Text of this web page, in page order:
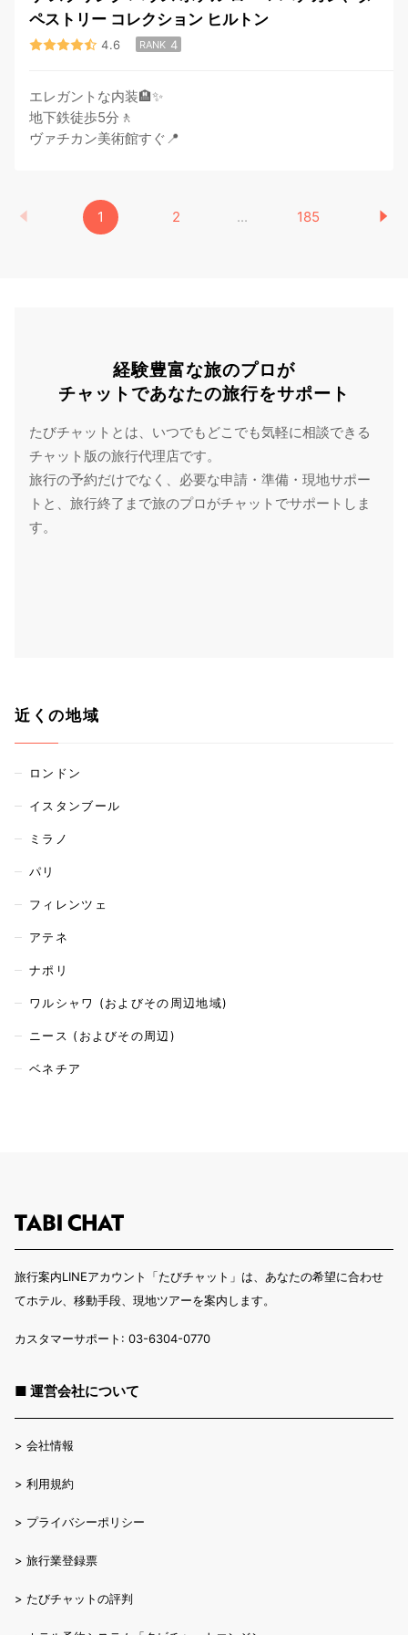
ペストリー コレクション ヒルトン
4.6 RANK 4
エレガントな内装🏨✨
地下鉄徒歩5分🚶
ヴァチカン美術館すぐ📍
1 2 ... 185
経験豊富な旅のプロが
チャットであなたの旅行をサポート
たびチャットとは、いつでもどこでも気軽に相談できる
チャット版の旅行代理店です。
旅行の予約だけでなく、必要な申請・準備・現地サポー
トと、旅行終了まで旅のプロがチャットでサポートしま
す。
近くの地域
ロンドン
イスタンブール
ミラノ
パリ
フィレンツェ
アテネ
ナポリ
ワルシャワ (およびその周辺地域)
ニース (およびその周辺)
ベネチア
旅行案内LINEアカウント「たびチャット」は、あなたの希望に合わせ
てホテル、移動手段、現地ツアーを案内します。
カスタマーサポート: 03-6304-0770
■ 運営会社について
> 会社情報
> 利用規約
> プライバシーポリシー
> 旅行業登録票
> たびチャットの評判